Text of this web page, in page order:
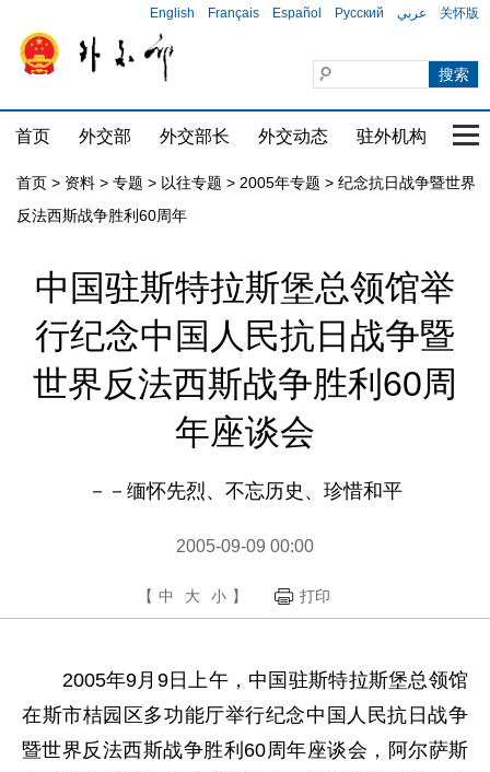
English Français Español Русский عربي 关怀版
首页 外交部 外交部长 外交动态 驻外机构 国
首页 > 资料 > 专题 > 以往专题 > 2005年专题 > 纪念抗日战争暨世界
反法西斯战争胜利60周年
中国驻斯特拉斯堡总领馆举
行纪念中国人民抗日战争暨
世界反法西斯战争胜利60周
年座谈会
－－缅怀先烈、不忘历史、珍惜和平
2005-09-09 00:00
【 中 大 小 】 打印
2005年9月9日上午，中国驻斯特拉斯堡总领馆
在斯市桔园区多功能厅举行纪念中国人民抗日战争
暨世界反法西斯战争胜利60周年座谈会，阿尔萨斯